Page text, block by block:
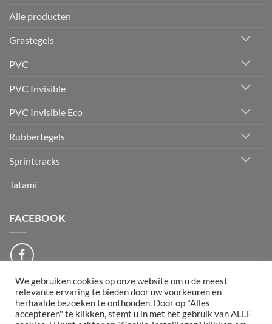
Alle producten
Grastegels
PVC
PVC Invisible
PVC Invisible Eco
Rubbertegels
Sprinttracks
Tatami
FACEBOOK
PayPal BancontactIDeal Maestro Mollie
We gebruiken cookies op onze website om u de meest
relevante ervaring te bieden door uw voorkeuren en
herhaalde bezoeken te onthouden. Door op "Alles
accepteren" te klikken, stemt u in met het gebruik van ALLE